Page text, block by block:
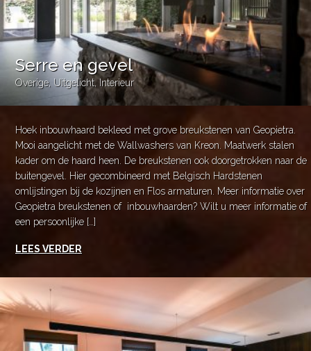
Serre en gevel
Overige, Uitgelicht,Interieur
Hoek inbouwhaard bekleed met grove breukstenen van Geopietra.
Mooi aangelicht met de Wallwashers van Kreon. Maatwerk stalen
kader om de haard heen. De breukstenen ook doorgetrokken naar de
buitengevel. Hier gecombineerd met Belgisch Hardstenen
omlijstingen bij de kozijnen en Flos armaturen. Meer informatie over
Geopietra breukstenen of inbouwhaarden? Wilt u meer informatie of
een persoonlijke […]
LEES VERDER